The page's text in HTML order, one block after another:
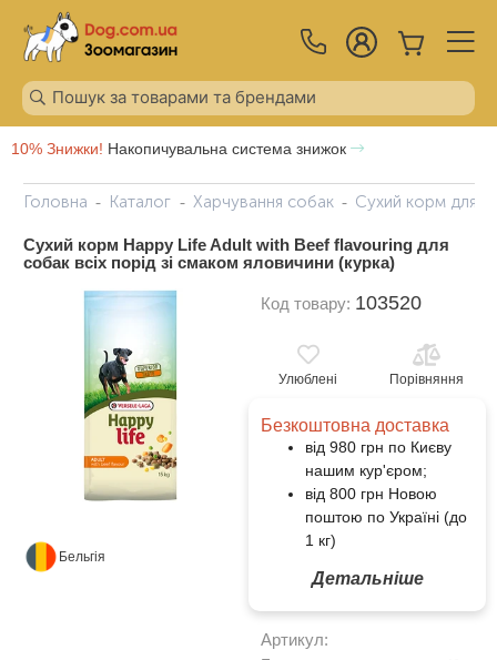
10% Знижки! Накопичувальна система знижок
Головна Каталог Харчування собак Сухий корм для
Сухий корм Happy Life Adult with Beef flavouring для
собак всіх порід зі смаком яловичини (курка)
Бельгія
Код товару: 103520
Улюблені Порівняння
Безкоштовна доставка
від 980 грн по Києву
нашим кур'єром;
від 800 грн Новою
поштою по Україні (до
1 кг)
Детальніше
Артикул: